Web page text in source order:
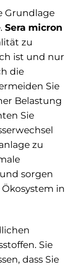
Grundlage
Sera micron
zu
ist und nur
die
Sie
Belastung
Sie
zu
sorgen
in
Sie
dass Sie